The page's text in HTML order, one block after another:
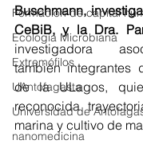
Formación de capital
Ecología Microbiana
Extremófilos
UAntofagasta
Universidad de
nanomedicina
Buschmann,
CeBiB, y la Dra.
investigadora
también integrantes
de la ULagos,
reconocida
marina y cultivo de